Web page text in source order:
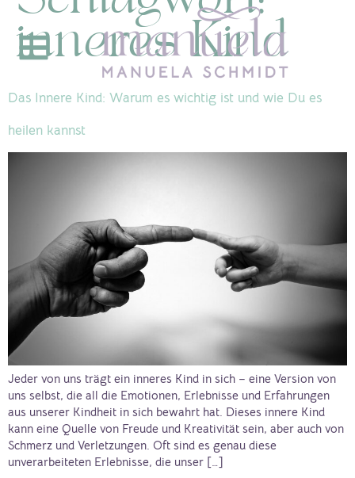
inneres Kind
Das Innere Kind: Warum es wichtig ist und wie Du es
heilen kannst
Jeder von uns trägt ein inneres Kind in sich – eine Version von
uns selbst, die all die Emotionen, Erlebnisse und Erfahrungen
aus unserer Kindheit in sich bewahrt hat. Dieses innere Kind
kann eine Quelle von Freude und Kreativität sein, aber auch von
Schmerz und Verletzungen. Oft sind es genau diese
unverarbeiteten Erlebnisse, die unser […]